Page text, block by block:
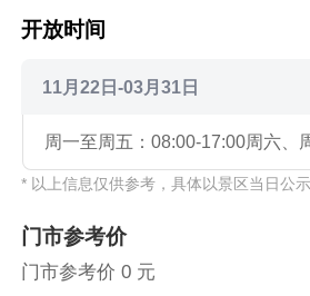
开放时间
11月22日-03月31日
周一至周五：08:00-17:00周六、
* 以上信息仅供参考，具体以景区当日公
门市参考价
门市参考价 0 元